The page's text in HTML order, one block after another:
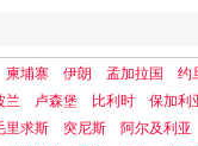
柬埔寨 伊朗 孟加拉国 约
兰 卢森堡 比利时 保加利
里求斯 突尼斯 阿尔及利亚